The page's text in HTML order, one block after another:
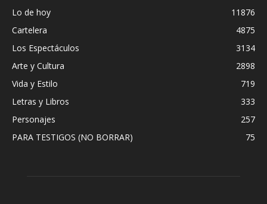
Lo de hoy
11876
Cartelera
4875
Los Espectáculos
3134
Arte y Cultura
2898
Vida y Estilo
719
Letras y Libros
333
Personajes
257
PARA TESTIGOS (NO BORRAR)
75